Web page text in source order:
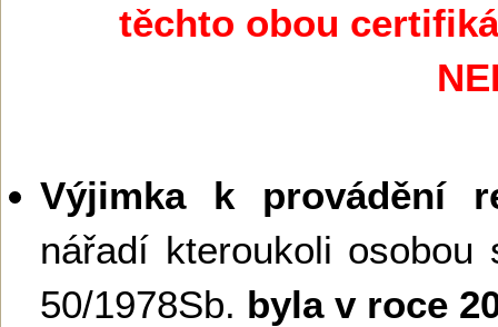
těchto obou
Výjimka k provádění
nářadí kteroukoli
50/1978Sb. byla v roce